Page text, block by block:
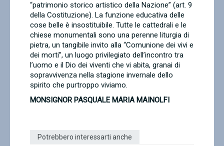
“patrimonio storico artistico della Nazione” (art. 9
della Costituzione). La funzione educativa delle
cose belle è insostituibile. Tutte le cattedrali e le
chiese monumentali sono una perenne liturgia di
pietra, un tangibile invito alla “Comunione dei vivi e
dei morti”, un luogo privilegiato dell’incontro tra
l’uomo e il Dio dei viventi che vi abita, granai di
sopravvivenza nella stagione invernale dello
spirito che purtroppo viviamo.
MONSIGNOR PASQUALE MARIA MAINOLFI
Potrebbero interessarti anche